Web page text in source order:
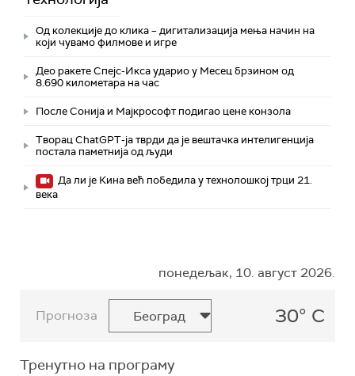
Од колекције до клика – дигитализација мења начин на
који чувамо филмове и игре
Део ракете Спејс-Икса ударио у Месец брзином од
8.690 километара на час
После Сонија и Мајкрософт подигао цене конзола
Творац ChatGPT-ја тврди да је вештачка интелигенција
постала паметнија од људи
Да ли је Кина већ победила у технолошкој трци 21.
века
понедељак, 10. август 2026.
Прогноза 30° C
Тренутно на програму